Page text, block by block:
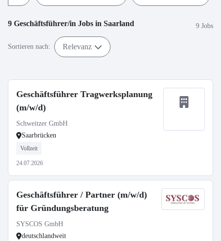
9 Geschäftsführer/in Jobs in Saarland 9 Jobs
Sortieren nach: Relevanz
Geschäftsführer Tragwerksplanung
(m/w/d)
Schweitzer GmbH
Saarbrücken
Vollzeit
24.07.2026
Geschäftsführer / Partner (m/w/d)
für Gründungsberatung
SYSCOS GmbH
deutschlandweit